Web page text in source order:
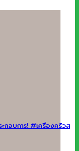
กอบการ! #เครื่องครัวส